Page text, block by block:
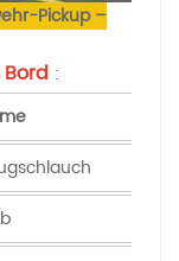
Pickup –
: